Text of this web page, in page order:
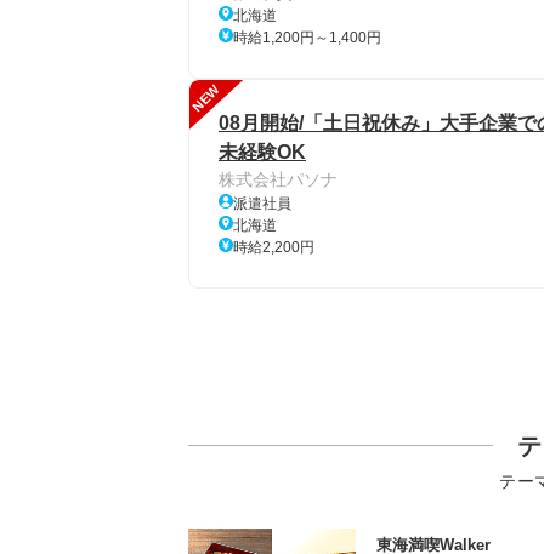
北海道
時給1,200円～1,400円
NEW
08月開始/「土日祝休み」大手企業
未経験OK
株式会社パソナ
派遣社員
北海道
時給2,200円
テー
東海満喫Walker